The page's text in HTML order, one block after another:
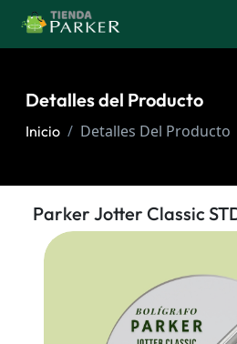
Detalles del Producto
Inicio Detalles Del Producto